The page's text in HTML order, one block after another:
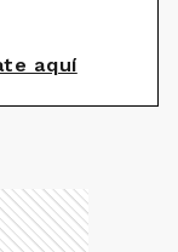
aquí